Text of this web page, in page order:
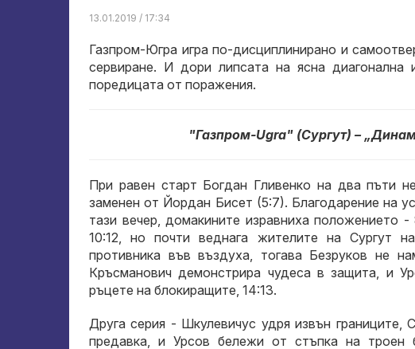
13.01.2019 / 17:34
Газпром-Югра игра по-дисциплинирано и
сервиране. И дори липсата на ясна
поредицата от поражения.
"Газпром-Ugra" (Сургут) –
При равен старт Богдан Гливенко на два пъти
заменен от Йордан Бисет (5:7). Благодарение на
тази вечер, домакините изравниха
10:12, но почти веднага жителите на Сургут
противника във въздуха, тогава Безруков не
Кръсманович демонстрира чудеса в защита, и
ръцете на блокиращите, 14:13.
Друга серия - Шкулевичус удря извън
предавка, и Урсов бележи от стъпка на троен